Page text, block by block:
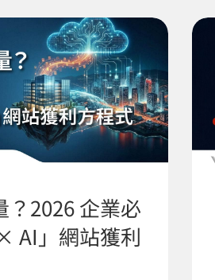
？2026 企業必
AI」網站獲利